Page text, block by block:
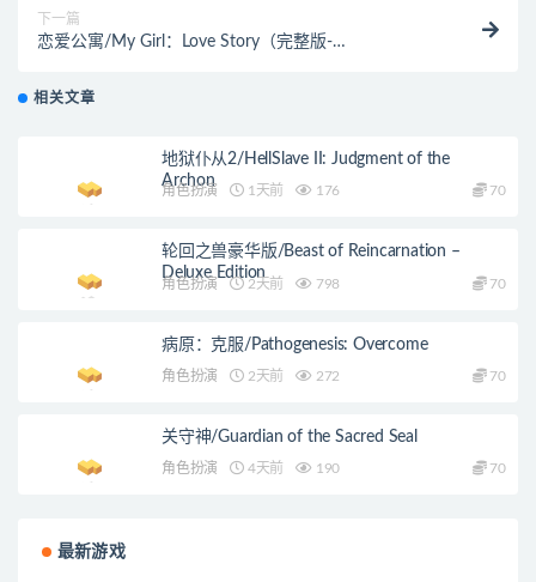
下一篇
恋爱公寓/My Girl：Love Story（完整版-
相关文章
地狱仆从2/HellSlave II: Judgment of the
Archon
角色扮演 1天前 176 70
轮回之兽豪华版/Beast of Reincarnation –
Deluxe Edition
角色扮演 2天前 798 70
病原：克服/Pathogenesis: Overcome
角色扮演 2天前 272 70
关守神/Guardian of the Sacred Seal
角色扮演 4天前 190 70
最新游戏